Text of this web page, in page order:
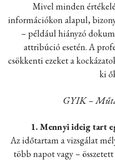
Mivel minden
információkon alapul,
– például hiányzó
attribúció esetén. A
csökkenti ezeket a
ki
GYIK –
1. Mennyi ideig tart
Az időtartam a vizsgálat
több napot vagy –